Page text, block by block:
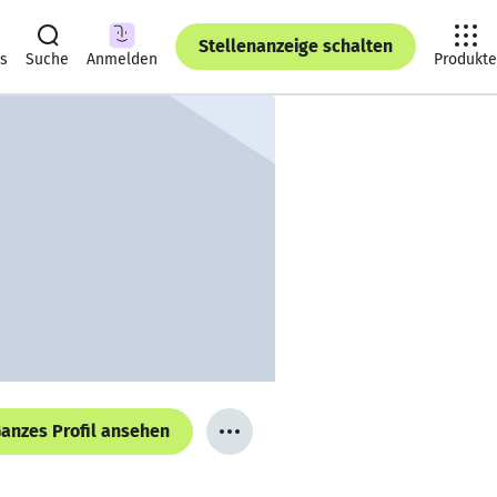
Suche Anmelden
Stellenanzeige schalten
Produkte
Profil ansehen